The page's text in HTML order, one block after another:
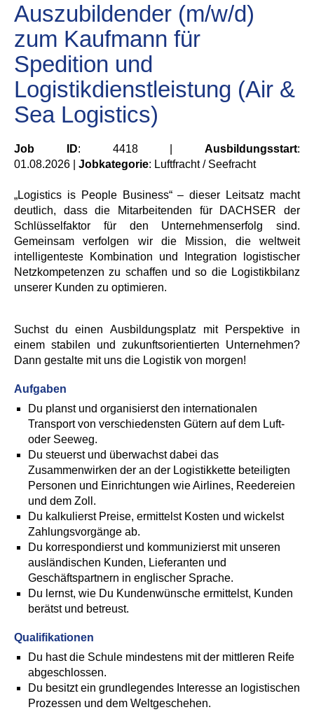
Auszubildender (m/w/d)
zum Kaufmann für
Spedition und
Logistikdienstleistung (Air &
Sea Logistics)
Job ID: 4418 | Ausbildungsstart:
01.08.2026 | Jobkategorie: Luftfracht / Seefracht
„Logistics is People Business“ – dieser Leitsatz macht
deutlich, dass die Mitarbeitenden für DACHSER der
Schlüsselfaktor für den Unternehmenserfolg sind.
Gemeinsam verfolgen wir die Mission, die weltweit
intelligenteste Kombination und Integration logistischer
Netzkompetenzen zu schaffen und so die Logistikbilanz
unserer Kunden zu optimieren.
Suchst du einen Ausbildungsplatz mit Perspektive in
einem stabilen und zukunftsorientierten Unternehmen?
Dann gestalte mit uns die Logistik von morgen!
Aufgaben
Du planst und organisierst den internationalen
Transport von verschiedensten Gütern auf dem Luft-
oder Seeweg.
Du steuerst und überwachst dabei das
Zusammenwirken der an der Logistikkette beteiligten
Personen und Einrichtungen wie Airlines, Reedereien
und dem Zoll.
Du kalkulierst Preise, ermittelst Kosten und wickelst
Zahlungsvorgänge ab.
Du korrespondierst und kommunizierst mit unseren
ausländischen Kunden, Lieferanten und
Geschäftspartnern in englischer Sprache.
Du lernst, wie Du Kundenwünsche ermittelst, Kunden
berätst und betreust.
Qualifikationen
Du hast die Schule mindestens mit der mittleren Reife
abgeschlossen.
Du besitzt ein grundlegendes Interesse an logistischen
Prozessen und dem Weltgeschehen.